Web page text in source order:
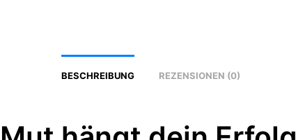
BESCHREIBUNG REZENSIONEN (0)